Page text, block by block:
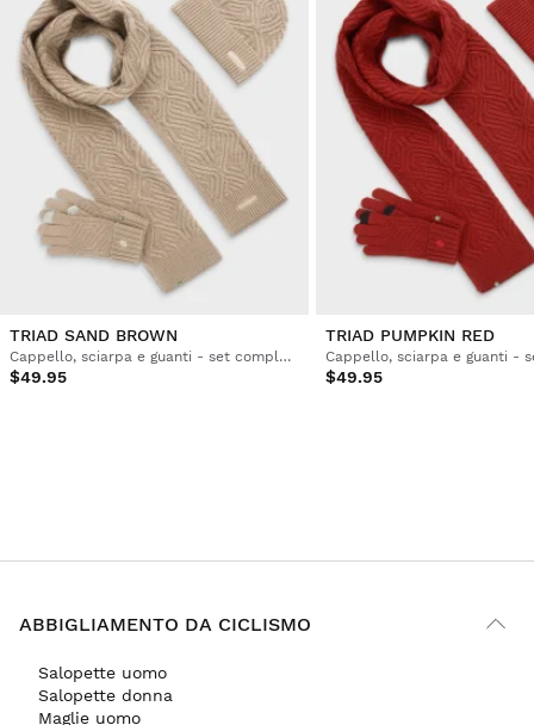
TRIAD SAND BROWN
Cappello, sciarpa e guanti - set completo
$49.95
TRIAD PUMPKIN RED
$49.95
ABBIGLIAMENTO DA CICLISMO
Salopette uomo
Salopette donna
Maglie uomo